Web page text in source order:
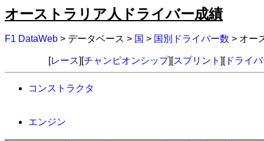
オーストラリア人ドライバー成績
F1 DataWeb > データベース > 国 > 国別ドライバー数 > オー
[レース][チャンピオンシップ][スプリント ][ドライ
コンストラクタ
エンジン